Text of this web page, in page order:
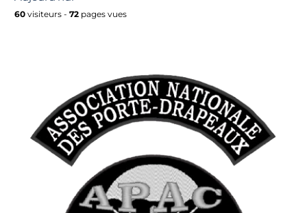
60 visiteurs - 72 pages vues